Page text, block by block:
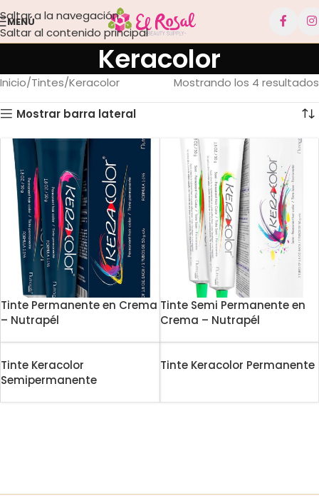
Saltar a la navegación
Saltar al contenido principal
MENÚ
Keracolor
Inicio Tintes Keracolor Mostrando los 4 resultados
Mostrar barra lateral
Tinte Permanente en Crema
– Nutrapél
Tinte Semi Permanente en
Crema – Nutrapél
Tinte Keracolor
Semipermanente
Tinte Keracolor Permanente